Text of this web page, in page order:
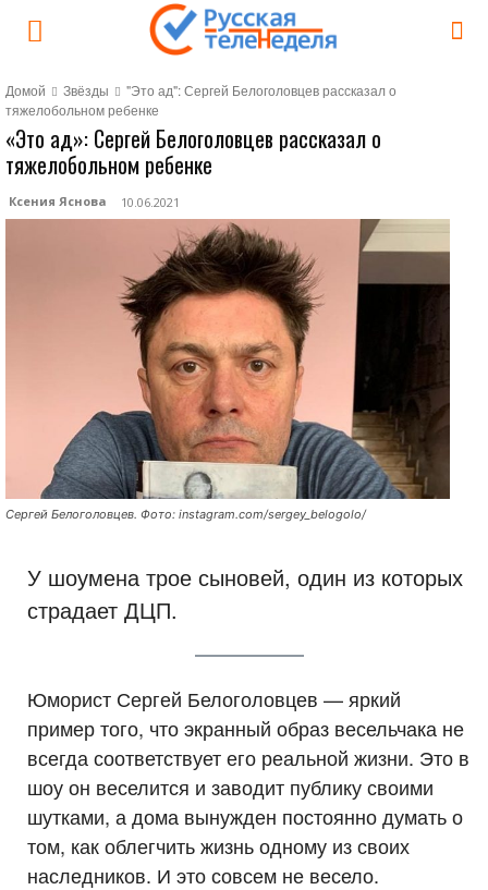
Домой Звёзды
"Это ад": Сергей Белоголовцев рассказал о
тяжелобольном ребенке
«Это ад»: Сергей Белоголовцев рассказал о
тяжелобольном ребенке
Ксения Яснова 10.06.2021
Сергей Белоголовцев. Фото: instagram.com/sergey_belogolo/
У шоумена трое сыновей, один из которых
страдает ДЦП.
Юморист Сергей Белоголовцев — яркий
пример того, что экранный образ весельчака не
всегда соответствует его реальной жизни. Это в
шоу он веселится и заводит публику своими
шутками, а дома вынужден постоянно думать о
том, как облегчить жизнь одному из своих
наследников. И это совсем не весело.